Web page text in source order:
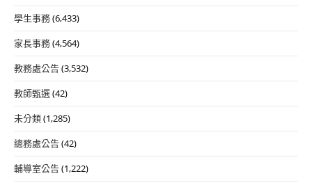
學生事務(6,433)
家長事務(4,564)
教務處公告(3,532)
教師甄選(42)
未分類(1,285)
總務處公告(42)
輔導室公告(1,222)